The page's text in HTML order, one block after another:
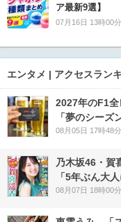
ア最新9選】
07月16日 13時00分
エンタメ | アクセスラン
2027年のF1全
「夢のシーズ
08月05日 17時48分
乃木坂46・賀
「5年ぶん大
08月07日 18時00分